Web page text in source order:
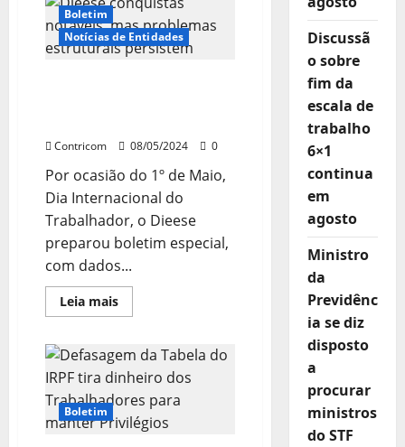
olho
nas
pautas
trabalhistas
do
Boletim
Notícias de Entidades
Contricom 08/05/2024 0
Por ocasião do 1º de Maio,
Dia Internacional do
Trabalhador, o Dieese
preparou boletim especial,
com dados...
Leia maisLeia
mais
conquistas
notáveis,
mas
problemas
estruturais
persistem
Boletim
Discussã
o sobre
fim da
escala de
trabalho
6×1
continua
em
agosto
Ministro
da
Previdênc
ia se diz
disposto
a
procurar
ministros
do STF